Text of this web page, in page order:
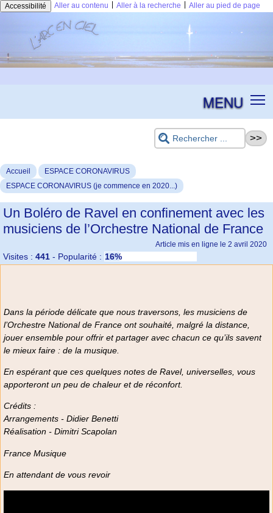
Accessibilité Aller au contenu Aller à la recherche Aller au pied de page
MENU
Accueil
ESPACE CORONAVIRUS
ESPACE CORONAVIRUS (je commence en 2020...)
Un Boléro de Ravel en confinement avec les
musiciens de l’Orchestre National de France
Article mis en ligne le 2 avril 2020
Visites : 441 - Popularité : 16%
Dans la période délicate que nous traversons, les musiciens de
l’Orchestre National de France ont souhaité, malgré la distance,
jouer ensemble pour offrir et partager avec chacun ce qu’ils savent
le mieux faire : de la musique.
En espérant que ces quelques notes de Ravel, universelles, vous
apporteront un peu de chaleur et de réconfort.
Crédits :
Arrangements - Didier Benetti
Réalisation - Dimitri Scapolan
France Musique
En attendant de vous revoir